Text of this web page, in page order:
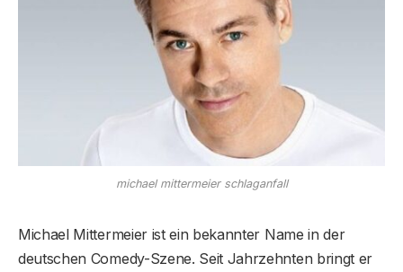
michael mittermeier schlaganfall
Michael Mittermeier ist ein bekannter Name in der
deutschen Comedy-Szene. Seit Jahrzehnten bringt er